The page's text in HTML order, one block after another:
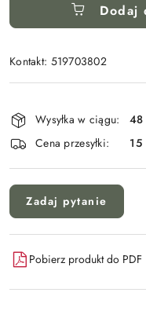
Dodaj
Kontakt: 519703802
Dostępność
i
dostawa
Wysyłka w ciągu:
48
Cena przesyłki:
15
Zadaj pytanie
Pobierz produkt do PDF